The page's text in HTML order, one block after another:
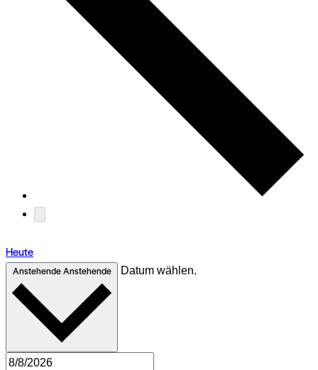
Heute
AnstehendeAnstehende Datum wählen.